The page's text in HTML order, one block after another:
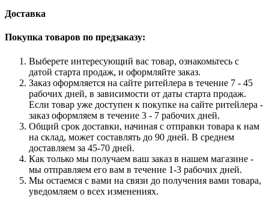
Night
Доставка
Покупка товаров по предзаказу:
Выберете интересующий вас товар, ознакомьтесь с
датой старта продаж, и оформляйте заказ.
Заказ оформляется на сайте ритейлера в течение 7 - 45
рабочих дней, в зависимости от даты старта продаж.
Если товар уже доступен к покупке на сайте ритейлера -
заказ оформляем в течение 3 - 7 рабочих дней.
Общий срок доставки, начиная с отправки товара к нам
на склад, может составлять до 90 дней. В среднем
доставляем за 45-70 дней.
Как только мы получаем ваш заказ в нашем магазине -
мы отправляем его вам в течение 1-3 рабочих дней.
Мы остаемся с вами на связи до получения вами товара,
уведомляем о всех изменениях.